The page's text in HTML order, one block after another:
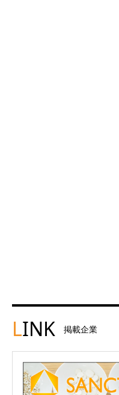
LINK 掲載企業